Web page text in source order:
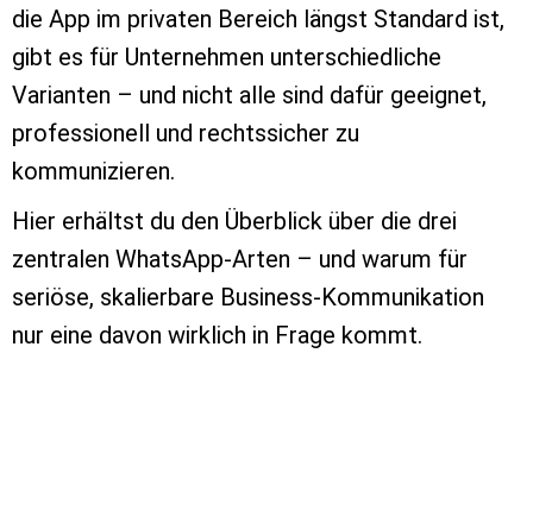
die App im privaten Bereich längst Standard ist,
gibt es für Unternehmen unterschiedliche
Varianten – und nicht alle sind dafür geeignet,
professionell und rechtssicher zu
kommunizieren.
Hier erhältst du den Überblick über die drei
zentralen WhatsApp-Arten – und warum für
seriöse, skalierbare Business-Kommunikation
nur eine davon wirklich in Frage kommt.